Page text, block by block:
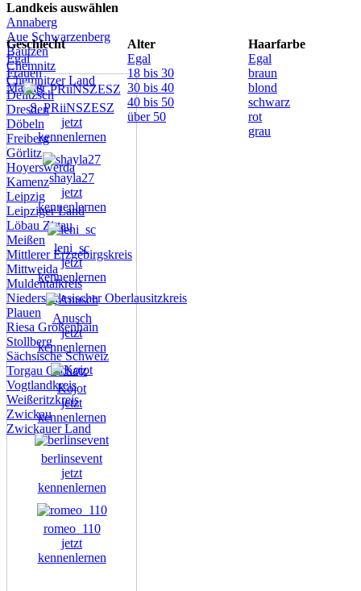
Landkeis auswählen
Annaberg
Aue Schwarzenberg
Bautzen
Chemnitz
Chemnitzer Land
Delitzsch
Dresden
Döbeln
Freiberg
Görlitz
Hoyerswerda
Kamenz
Leipzig
Leipziger Land
Löbau Zittau
Meißen
Mittlerer Erzgebirgskreis
Mittweida
Muldentalkreis
Niederschlesischer Oberlausitzkreis
Plauen
Riesa Großenhain
Stollberg
Sächsische Schweiz
Torgau Oschatz
Vogtlandkreis
Weißeritzkreis
Zwickau
Zwickauer Land
Geschlecht
Egal
Frauen
Männer
Alter
Egal
18 bis 30
30 bis 40
40 bis 50
über 50
Haarfarbe
Egal
braun
blond
schwarz
rot
grau
S_PRiiNSZESZ
jetzt
kennenlernen
shayla27
jetzt
kennenlernen
leni_sc
jetzt
kennenlernen
Anusch
jetzt
kennenlernen
Kojot
jetzt
kennenlernen
berlinsevent
jetzt
kennenlernen
romeo_110
jetzt
kennenlernen